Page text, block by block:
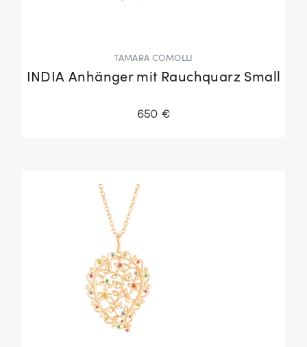
TAMARA COMOLLI
INDIA Anhänger mit Rauchquarz Small
650 €